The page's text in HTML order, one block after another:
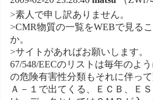
>素人で申し訳ありません。
>CMR物質の一覧をWEBで見る
か。
>サイトがあればお願いします。
67/548/EECのリストは毎年のよ
の危険有害性分類もそれに伴っ
Ａ－１で出てくる、ＥＣＢ、Ｅ